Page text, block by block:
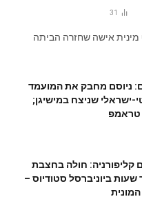
31
מינית אישה שחזרה הביתה
ניוסם מחבק את המועמד
ישראלי שניצח במישיגן;
טראמפ
קליפורניה: חולה בחצבת
ביוניברסל סטודיוס –